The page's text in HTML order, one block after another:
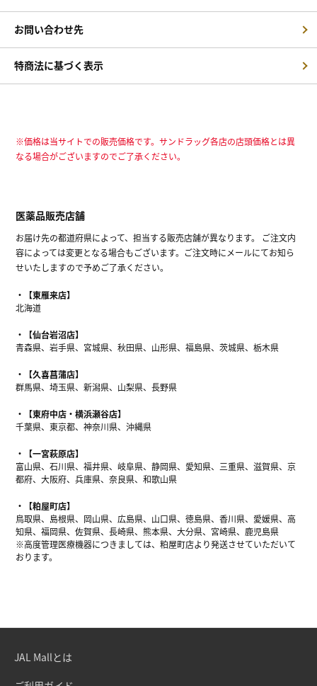
お問い合わせ先
特商法に基づく表示
※価格は当サイトでの販売価格です。サンドラッグ各店の店頭価格とは異
なる場合がございますのでご了承ください。
医薬品販売店舗
お届け先の都道府県によって、担当する販売店舗が異なります。 ご注文内
容によっては変更となる場合もございます。ご注文時にメールにてお知ら
せいたしますので予めご了承ください。
【東雁来店】
北海道
【仙台岩沼店】
青森県、岩手県、宮城県、秋田県、山形県、福島県、茨城県、栃木県
【久喜菖蒲店】
群馬県、埼玉県、新潟県、山梨県、長野県
【東府中店・横浜瀬谷店】
千葉県、東京都、神奈川県、沖縄県
【一宮萩原店】
富山県、石川県、福井県、岐阜県、静岡県、愛知県、三重県、滋賀県、京
都府、大阪府、兵庫県、奈良県、和歌山県
【粕屋町店】
鳥取県、島根県、岡山県、広島県、山口県、徳島県、香川県、愛媛県、高
知県、福岡県、佐賀県、長崎県、熊本県、大分県、宮崎県、鹿児島県
※高度管理医療機器につきましては、粕屋町店より発送させていただいて
おります。
JAL Mallとは